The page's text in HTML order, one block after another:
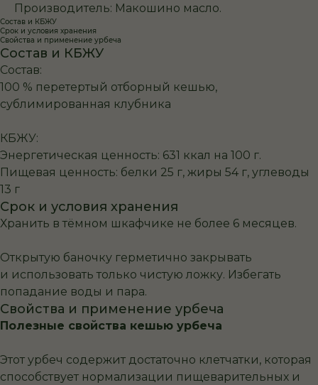
Производитель: Макошино масло.
Состав и КБЖУ
Срок и условия хранения
Свойства и применение урбеча
Состав и КБЖУ
Состав:
100 % перетертый отборный кешью,
сублимированная клубника
КБЖУ:
Энергетическая ценность: 631 ккал на 100 г.
Пищевая ценность: белки 25 г, жиры 54 г, углеводы
13 г
Срок и условия хранения
Хранить в тёмном шкафчике не более 6 месяцев.
Открытую баночку герметично закрывать
и использовать только чистую ложку. Избегать
попадание воды и пара.
Свойства и применение урбеча
Полезные свойства кешью урбеча
Этот урбеч содержит достаточно клетчатки, которая
способствует нормализации пищеварительных и